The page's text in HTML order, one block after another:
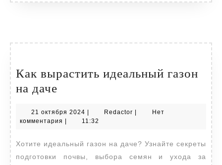
Как вырастить идеальный газон
на даче
идеальный
на
даче
21 октября 2024 21
октября
Redactor Redactor
Нет
комментария
11:32
Хотите идеальный газон на даче? Узнайте секреты
подготовки почвы, выбора семян и ухода за